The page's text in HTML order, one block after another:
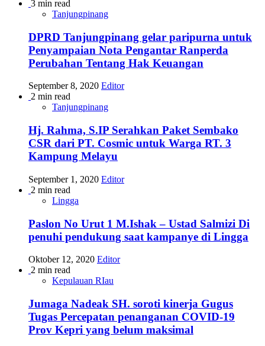
3 min read
Tanjungpinang
DPRD Tanjungpinang gelar paripurna untuk
Penyampaian Nota Pengantar Ranperda
Perubahan Tentang Hak Keuangan
September 8, 2020 Editor
2 min read
Tanjungpinang
Hj. Rahma, S.IP Serahkan Paket Sembako
CSR dari PT. Cosmic untuk Warga RT. 3
Kampung Melayu
September 1, 2020 Editor
2 min read
Lingga
Paslon No Urut 1 M.Ishak – Ustad Salmizi Di
penuhi pendukung saat kampanye di Lingga
Oktober 12, 2020 Editor
2 min read
Kepulauan RIau
Jumaga Nadeak SH. soroti kinerja Gugus
Tugas Percepatan penanganan COVID-19
Prov Kepri yang belum maksimal